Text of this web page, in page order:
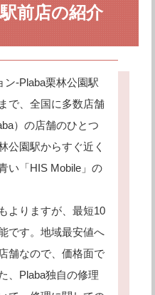
前店の紹介
ン-Plaba栗林公園駅
で、全国に多数店舗
）の店舗のひとつ
公園駅からすぐ近く
い「HIS Mobile」の
よりますが、最短10
です。地域最安値へ
舗なので、価格面で
、Plaba独自の修理